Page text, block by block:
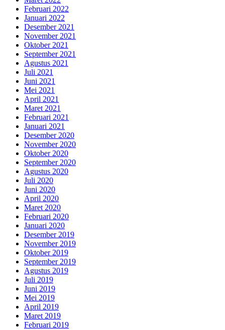
Februari 2022
Januari 2022
Desember 2021
November 2021
Oktober 2021
September 2021
Agustus 2021
Juli 2021
Juni 2021
Mei 2021
April 2021
Maret 2021
Februari 2021
Januari 2021
Desember 2020
November 2020
Oktober 2020
September 2020
Agustus 2020
Juli 2020
Juni 2020
April 2020
Maret 2020
Februari 2020
Januari 2020
Desember 2019
November 2019
Oktober 2019
September 2019
Agustus 2019
Juli 2019
Juni 2019
Mei 2019
April 2019
Maret 2019
Februari 2019